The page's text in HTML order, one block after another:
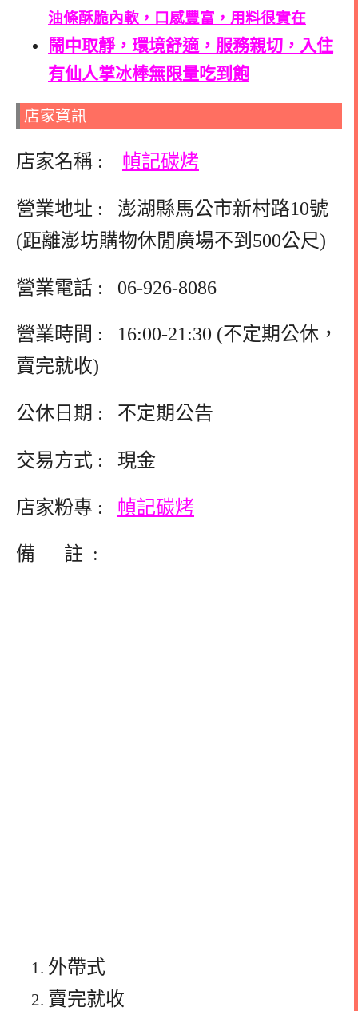
油條酥脆內軟，口感豐富，用料很實在
鬧中取靜，環境舒適，服務親切，入住
有仙人掌冰棒無限量吃到飽
店家資訊
店家名稱 : 幀記碳烤
營業地址 : 澎湖縣馬公市新村路10號
(距離澎坊購物休閒廣場不到500公尺)
營業電話 : 06-926-8086
營業時間 : 16:00-21:30 (不定期公休，
賣完就收)
公休日期 : 不定期公告
交易方式 : 現金
店家粉專 : 幀記碳烤
備 註 :
外帶式
賣完就收